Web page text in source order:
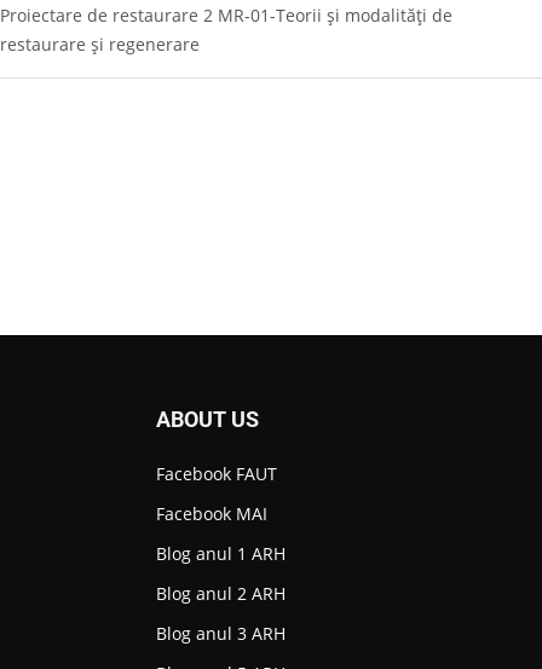
Proiectare de restaurare 2 MR-01-Teorii şi modalităţi de
restaurare şi regenerare
ABOUT US
Facebook FAUT
Facebook MAI
Blog anul 1 ARH
Blog anul 2 ARH
Blog anul 3 ARH